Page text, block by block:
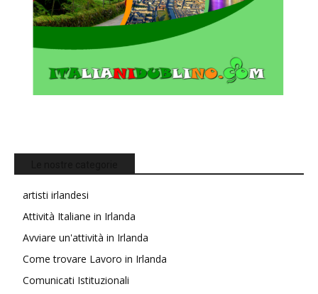
artisti irlandesi
Attività Italiane in Irlanda
Avviare un'attività in Irlanda
Come trovare Lavoro in Irlanda
Comunicati Istituzionali